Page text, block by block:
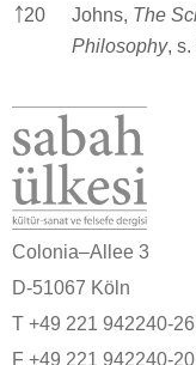
￪20 Johns, The
Philosophy, s.
Colonia–Allee 3
D-51067 Köln
T +49 221 942240-
F +49 221 942240-